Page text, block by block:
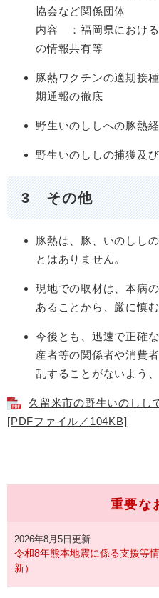
協会など関係団体
内容 ：福岡県におけ
の情報共有等
豚熱ワクチンの適期接
期通報の徹底
野生いのししへの豚熱
野生いのししの捕獲及
3 その他
豚熱は、豚、いのしし
とはありません。
現地での取材は、本病
あることから、厳に慎
今後とも、迅速で正確
産者等の関係者や消費
乱することがないよう
久留米市の野生いのしし
[PDFファイル／104KB]
重要な
2026年8月5日更新
令和8年熊本地震に係る支援等
新）